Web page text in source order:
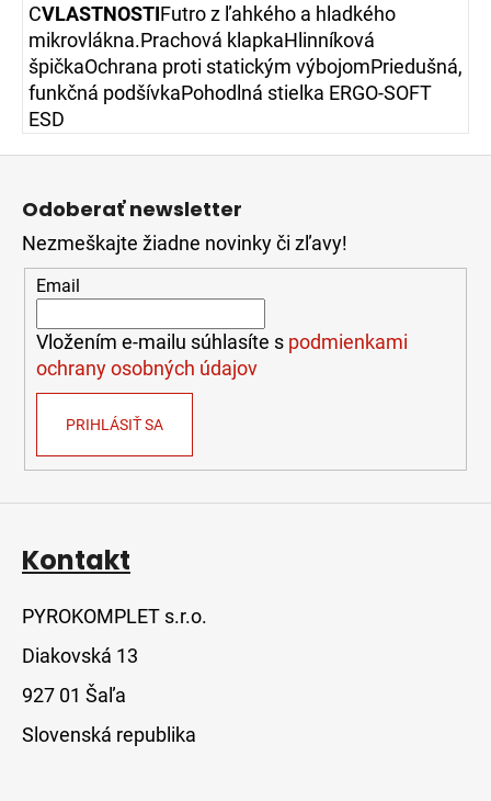
CVLASTNOSTIFutro z ľahkého a hladkého
mikrovlákna.Prachová klapkaHlinníková
špičkaOchrana proti statickým výbojomPriedušná,
funkčná podšívkaPohodlná stielka ERGO-SOFT
ESD
Z
Odoberať newsletter
Nezmeškajte žiadne novinky či zľavy!
Email
Vložením e-mailu súhlasíte s podmienkami
ochrany osobných údajov
PRIHLÁSIŤ SA
Kontakt
PYROKOMPLET s.r.o.
Diakovská 13
927 01 Šaľa
Slovenská republika